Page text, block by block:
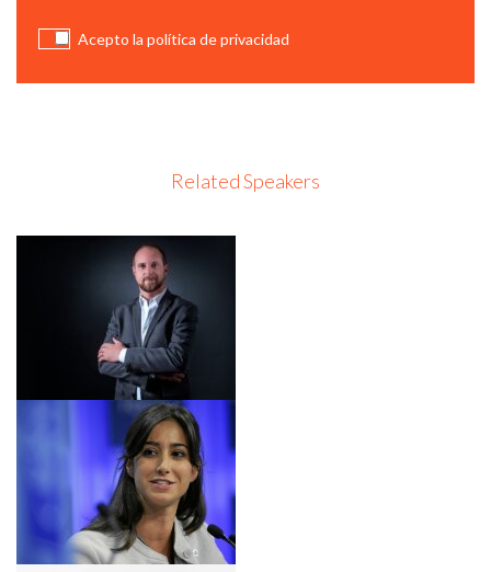
Acepto la política de privacidad
Related Speakers